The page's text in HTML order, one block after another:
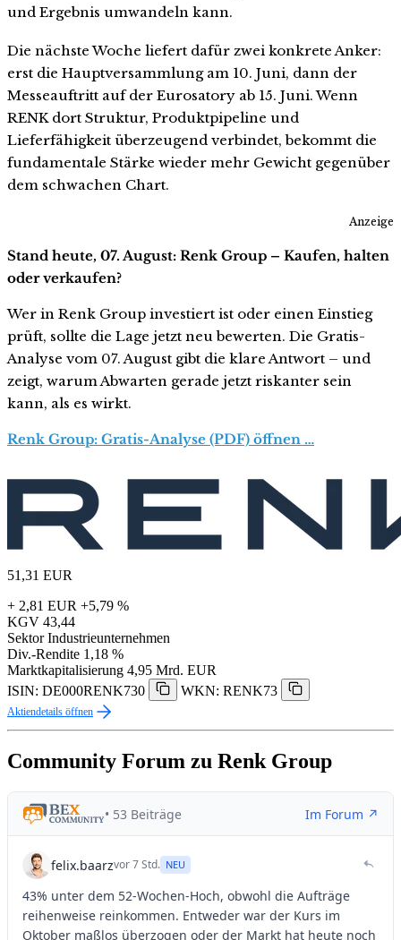
und Ergebnis umwandeln kann.
Die nächste Woche liefert dafür zwei konkrete Anker:
erst die Hauptversammlung am 10. Juni, dann der
Messeauftritt auf der Eurosatory ab 15. Juni. Wenn
RENK dort Struktur, Produktpipeline und
Lieferfähigkeit überzeugend verbindet, bekommt die
fundamentale Stärke wieder mehr Gewicht gegenüber
dem schwachen Chart.
Anzeige
Stand heute, 07. August: Renk Group – Kaufen, halten
oder verkaufen?
Wer in Renk Group investiert ist oder einen Einstieg
prüft, sollte die Lage jetzt neu bewerten. Die Gratis-
Analyse vom 07. August gibt die klare Antwort – und
zeigt, warum Abwarten gerade jetzt riskanter sein
kann, als es wirkt.
Renk Group: Gratis-Analyse (PDF) öffnen …
51,31 EUR
+ 2,81 EUR +5,79 %
KGV 43,44
Sektor Industrieunternehmen
Div.-Rendite 1,18 %
Marktkapitalisierung 4,95 Mrd. EUR
ISIN: DE000RENK730
WKN: RENK73
Aktiendetails öffnen
Community Forum zu Renk Group